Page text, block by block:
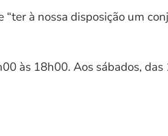
à nossa disposição um
às 18h00. Aos sábados,